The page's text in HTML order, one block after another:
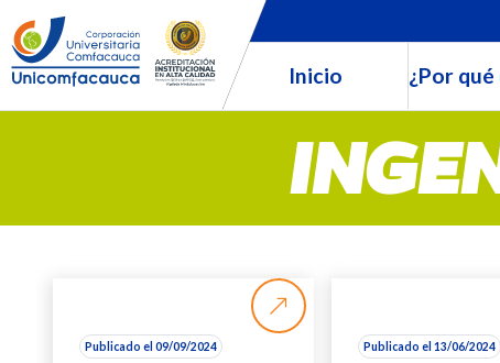
Inicio ¿Por
Publicado el 09/09/2024 Publicado el 13/06/2024